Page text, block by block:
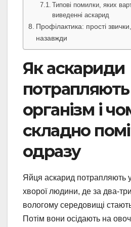
Типові помилки, яких
виведенні аскарид
Профілактика: прості
назавжди
Як аскариди
організм і
складно
одразу
Яйця аскарид потрапляють
хворої людини, де за два-
вологому середовищі
Потім вони осідають на